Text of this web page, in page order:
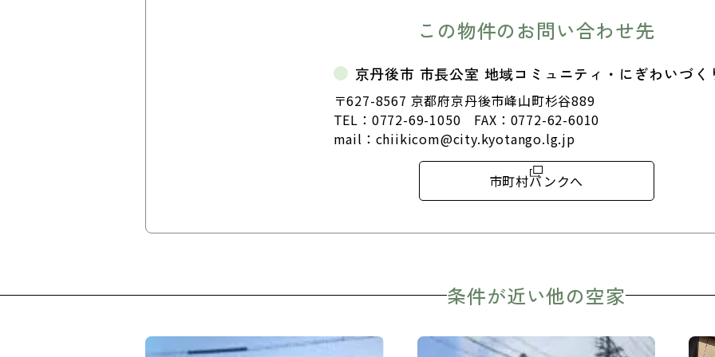
この物件のお問い合わせ先
京丹後市 市長公室 地域コミュニティ・にぎわいづく
〒627-8567 京都府京丹後市峰山町杉谷889
TEL： 0772-69-1050 FAX：0772-62-6010
mail： chiikicom@city.kyotango.lg.jp
市町村バンクへ
条件が近い他の空家